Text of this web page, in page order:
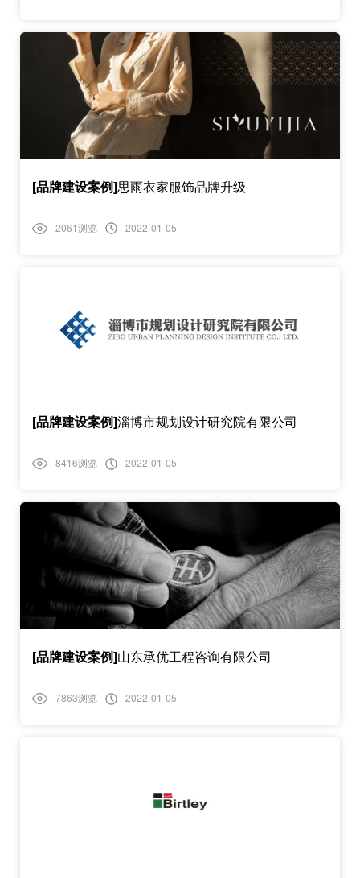
[品牌建设案例]思雨衣家服饰品牌升级
2061浏览 2022-01-05
[品牌建设案例]淄博市规划设计研究院有限公司
8416浏览 2022-01-05
[品牌建设案例]山东承优工程咨询有限公司
7863浏览 2022-01-05